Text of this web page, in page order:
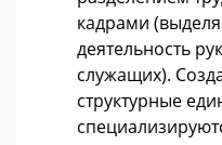
кадрами
деятельность
служащих).
структурные